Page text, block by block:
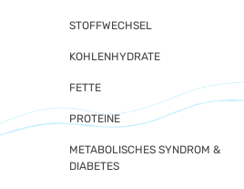
STOFFWECHSEL
KOHLENHYDRATE
FETTE
PROTEINE
METABOLISCHES SYNDROM &
DIABETES